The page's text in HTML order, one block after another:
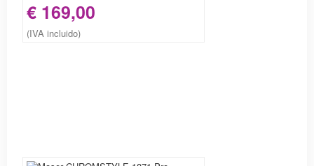
€ 169,00
(IVA incluido)